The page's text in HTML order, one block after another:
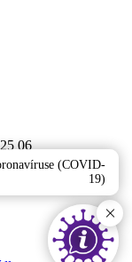
06
(COVID-
19)